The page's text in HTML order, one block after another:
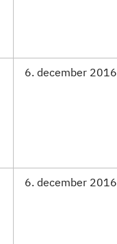
6. december 2016
6. december 2016